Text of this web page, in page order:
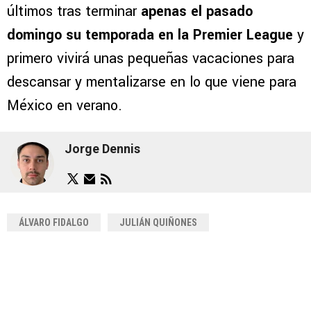
últimos tras terminar apenas el pasado
domingo su temporada en la Premier League y
primero vivirá unas pequeñas vacaciones para
descansar y mentalizarse en lo que viene para
México en verano.
Jorge Dennis
ÁLVARO FIDALGO JULIÁN QUIÑONES